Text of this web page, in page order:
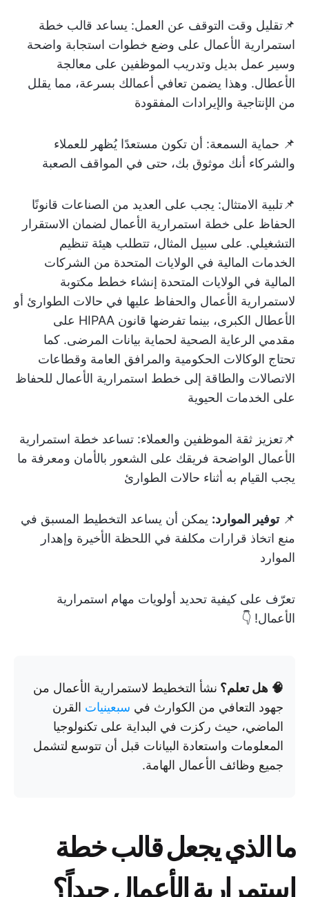
📌تقليل وقت التوقف عن العمل: يساعد قالب خطة
استمرارية الأعمال على وضع خطوات استجابة واضحة
وسير عمل بديل وتدريب الموظفين على معالجة
الأعطال. وهذا يضمن تعافي أعمالك بسرعة، مما يقلل
من الإنتاجية والإيرادات المفقودة
📌 حماية السمعة: أن تكون مستعدًا يُظهر للعملاء
والشركاء أنك موثوق بك، حتى في المواقف الصعبة
📌تلبية الامتثال: يجب على العديد من الصناعات قانونًا
الحفاظ على خطة استمرارية الأعمال لضمان الاستقرار
التشغيلي. على سبيل المثال، تتطلب هيئة تنظيم
الخدمات المالية في الولايات المتحدة من الشركات
المالية في الولايات المتحدة إنشاء خطط مكتوبة
لاستمرارية الأعمال والحفاظ عليها في حالات الطوارئ أو
الأعطال الكبرى، بينما تفرضها قانون HIPAA على
مقدمي الرعاية الصحية لحماية بيانات المرضى. كما
تحتاج الوكالات الحكومية والمرافق العامة وقطاعات
الاتصالات والطاقة إلى خطط استمرارية الأعمال للحفاظ
على الخدمات الحيوية
📌تعزيز ثقة الموظفين والعملاء: تساعد خطة استمرارية
الأعمال الواضحة فريقك على الشعور بالأمان ومعرفة ما
يجب القيام به أثناء حالات الطوارئ
📌توفير الموارد: يمكن أن يساعد التخطيط المسبق في
منع اتخاذ قرارات مكلفة في اللحظة الأخيرة وإهدار
الموارد
تعرّف على كيفية تحديد أولويات مهام استمرارية
الأعمال! 👇
🧠 هل تعلم؟ نشأ التخطيط لاستمرارية الأعمال من
جهود التعافي من الكوارث في سبعينيات القرن
الماضي، حيث ركزت في البداية على تكنولوجيا
المعلومات واستعادة البيانات قبل أن تتوسع لتشمل
جميع وظائف الأعمال الهامة.
ما الذي يجعل قالب خطة
استمرارية الأعمال جيداً؟